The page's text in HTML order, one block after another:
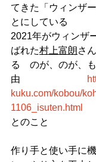
てきた
「 ウィンザ
とにしている
2021年がウィンザ
ばれた村上富朗さ
る　のが、のが、
由
kuku.com/kobou/
1106_isuten.html
とのこと
作り手と使い手に